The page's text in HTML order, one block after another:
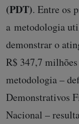
(PDT). Entre os
a metodologia
demonstrar o
R$ 347,7
metodologia –
Demonstrativos
Nacional –